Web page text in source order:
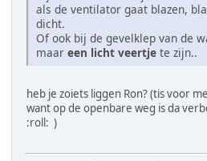
als de ventilator gaat blazen,
dicht.
Of ook bij de gevelklep van de
maar een licht veertje te zijn..
heb je zoiets liggen Ron? (tis voor
want op de openbare weg is da
:roll: )